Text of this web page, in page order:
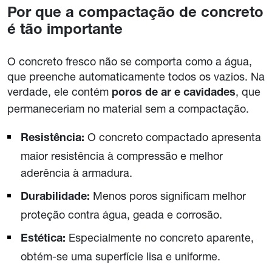
Por que a compactação de concreto
é tão importante
O concreto fresco não se comporta como a água,
que preenche automaticamente todos os vazios. Na
verdade, ele contém poros de ar e cavidades, que
permaneceriam no material sem a compactação.
Resistência: O concreto compactado apresenta
maior resistência à compressão e melhor
aderência à armadura.
Durabilidade: Menos poros significam melhor
proteção contra água, geada e corrosão.
Estética: Especialmente no concreto aparente,
obtém-se uma superfície lisa e uniforme.